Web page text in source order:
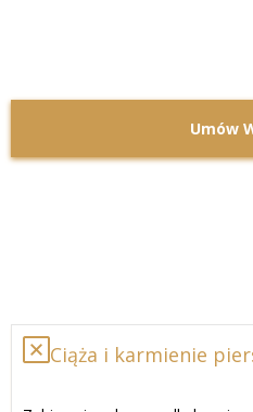
Umów
Ciąża i karmienie